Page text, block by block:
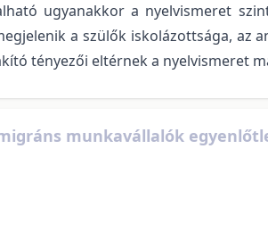
ugyanakkor a nyelvismeret
a szülők iskolázottsága, az
tényezői eltérnek a nyelvismeret
munkavállalók